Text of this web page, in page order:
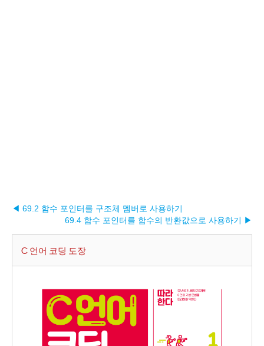
◀ 69.2 함수 포인터를 구조체 멤버로 사용하기
69.4 함수 포인터를 함수의 반환값으로 사용하기 ▶︎
C 언어 코딩 도장